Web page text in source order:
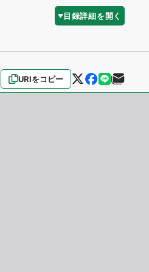
目録詳細を開く
URIをコピー